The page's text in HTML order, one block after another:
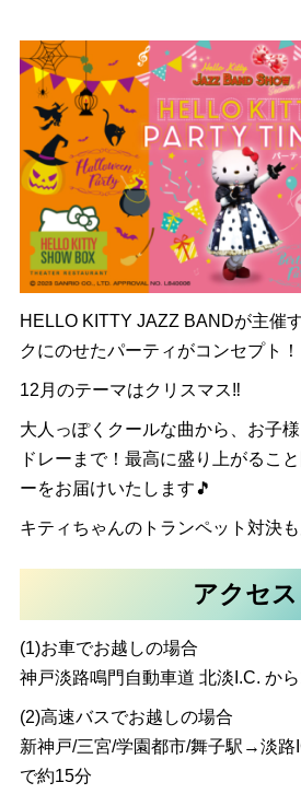
HELLO KITTY JAZZ BANDが主催
クにのせたパーティがコンセプト！
12月のテーマはクリスマス‼
大人っぽくクールな曲から、お子
ドレーまで！最高に盛り上がるこ
ーをお届けいたします🎵
キティちゃんのトランペット対決
アクセス
(1)お車でお越しの場合
神戸淡路鳴門自動車道 北淡I.C. か
(2)高速バスでお越しの場合
新神戸/三宮/学園都市/舞子駅→淡
で約15分